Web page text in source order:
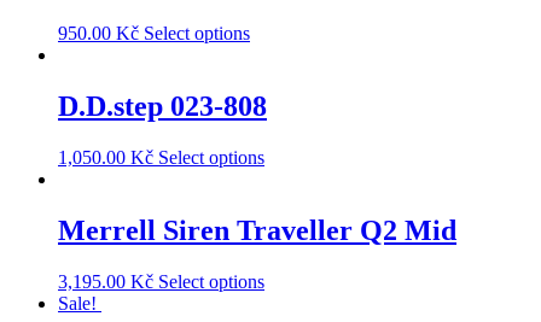
950.00 Kč Select options
D.D.step 023-808
1,050.00 Kč Select options
Merrell Siren Traveller Q2 Mid
3,195.00 Kč Select options
Sale!